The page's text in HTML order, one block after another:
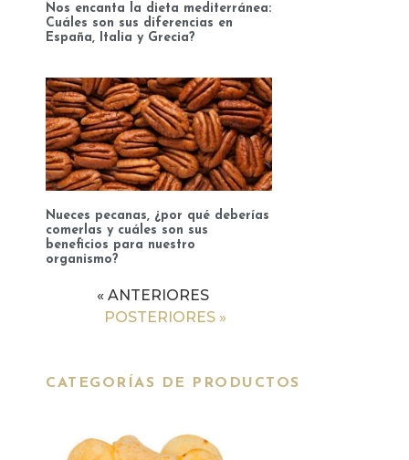
Nos encanta la dieta mediterránea:
Cuáles son sus diferencias en
España, Italia y Grecia?
Nueces pecanas, ¿por qué deberías
comerlas y cuáles son sus
beneficios para nuestro
organismo?
« ANTERIORES
POSTERIORES »
CATEGORÍAS DE PRODUCTOS